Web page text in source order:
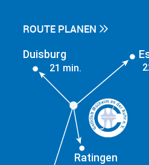
ROUTE PLANEN
Ratingen
Duisburg
21 min.